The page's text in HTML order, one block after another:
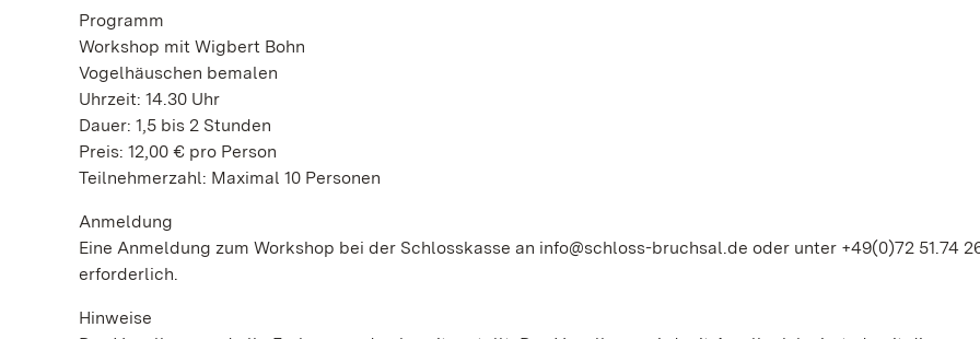
Programm
Workshop mit Wigbert Bohn
Vogelhäuschen bemalen
Uhrzeit: 14.30 Uhr
Dauer: 1,5 bis 2 Stunden
Preis: 12,00 € pro Person
Teilnehmerzahl: Maximal 10 Personen
Anmeldung
Eine Anmeldung zum Workshop bei der Schlosskasse an info@schloss-bruchsal.de oder unter +49(0)72 51.74
erforderlich.
Hinweise